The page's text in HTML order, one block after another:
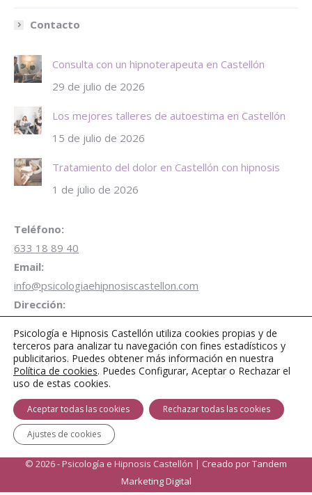
Contacto
Consulta con un hipnoterapeuta en Castellón
29 de julio de 2026
Los mejores talleres de autoestima en Castellón
15 de julio de 2026
Tratamiento del dolor en Castellón con hipnosis
1 de julio de 2026
Teléfono:
633 18 89 40
Email:
info@psicologiaehipnosiscastellon.com
Dirección:
de la Plana
Aparcamiento gratuito de 1 horaen Parking Plaza
Juez Borrull
Encuéntranos en:
Facebook
page
in
Twitter
page
in
Instagram
page
in
© 2026 - Psicología e Hipnosis Castellón | Creado por Tandem
Marketing Digital
Psicología e Hipnosis Castellón utiliza cookies propias y de
terceros para analizar tu navegación con fines estadísticos y
publicitarios. Puedes obtener más información en nuestra
Política de cookies. Puedes Configurar, Aceptar o Rechazar el
uso de estas cookies.
Aceptar todas las cookies Rechazar todas las cookies
Ajustes de cookies